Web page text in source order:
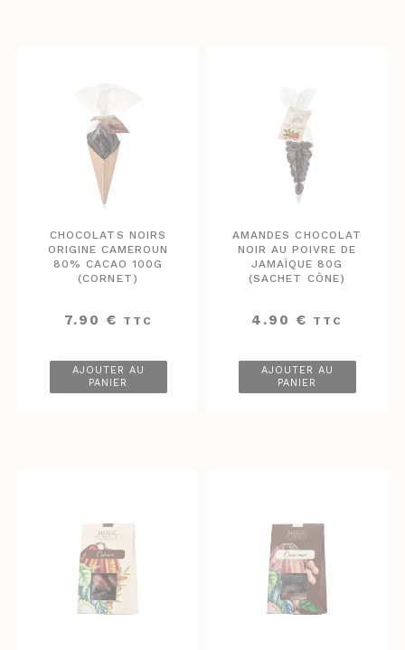
CHOCOLATS NOIRS
ORIGINE CAMEROUN
80% CACAO 100G
(CORNET)
7.90 € TTC
AJOUTER AU
PANIER
AMANDES CHOCOLAT
NOIR AU POIVRE DE
JAMAÏQUE 80G
(SACHET CÔNE)
4.90 € TTC
AJOUTER AU
PANIER